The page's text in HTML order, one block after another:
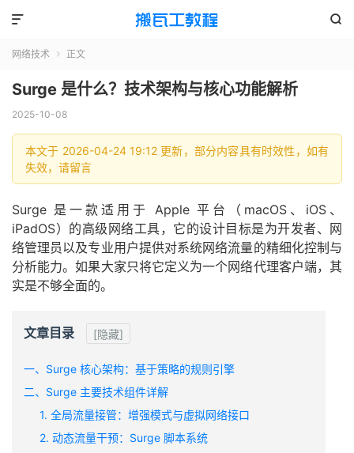


网络技术  正文
Surge 是什么？技术架构与核心功能解析
2025-10-08
本文于 2026-04-24 19:12 更新，部分内容具有时效性，如有
失效，请留言
Surge 是一款适用于 Apple 平台（macOS、iOS、
iPadOS）的高级网络工具，它的设计目标是为开发者、网
络管理员以及专业用户提供对系统网络流量的精细化控制与
分析能力。如果大家只将它定义为一个网络代理客户端，其
实是不够全面的。
文章目录 [隐藏]
一、Surge 核心架构：基于策略的规则引擎
二、Surge 主要技术组件详解
1. 全局流量接管：增强模式与虚拟网络接口
2. 动态流量干预：Surge 脚本系统